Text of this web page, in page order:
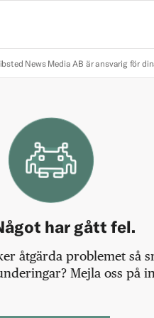
News Media AB är ansvarig för
har gått fel.
åtgärda problemet så
Mejla oss på